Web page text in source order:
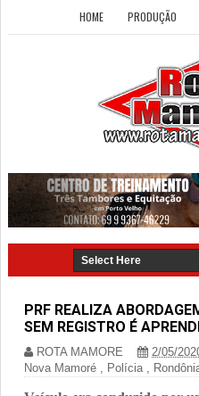
HOME PRODUÇÃO
PRF REALIZA
SEM REGISTRO É
ROTA MAMORE 2/05/
Nova Mamoré , Polícia,